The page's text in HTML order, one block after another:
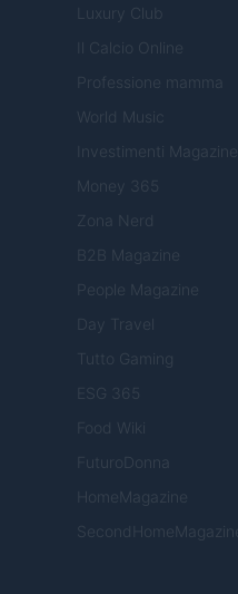
Luxury Club
Il Calcio Online
Professione mamma
World Music
Investimenti Magazine
Money 365
Zona Nerd
B2B Magazine
People Magazine
Day Travel
Tutto Gaming
ESG 365
Food Wiki
FuturoDonna
HomeMagazine
SecondHomeMagazine